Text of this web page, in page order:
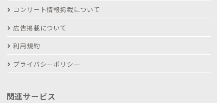
コンサート情報掲載について
広告掲載について
利用規約
プライバシーポリシー
関連サービス